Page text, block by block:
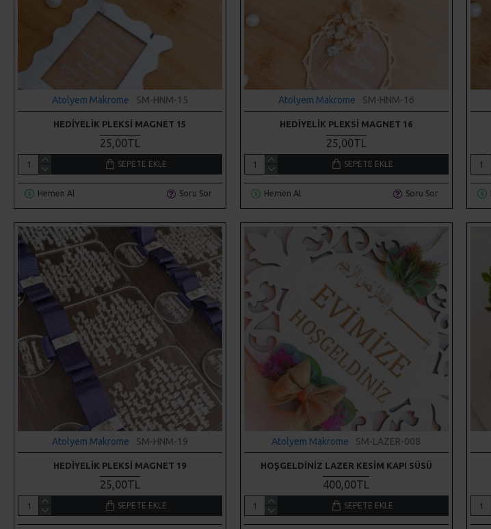
Atolyem Makrome SM-HNM-15
HEDIYELIK PLEKSI MAGNET 15
25,00TL
SEPETE EKLE
Hemen Al Soru Sor
Atolyem Makrome SM-HNM-16
HEDIYELIK PLEKSI MAGNET 16
25,00TL
SEPETE EKLE
Hemen Al Soru Sor
Atolyem Makrome SM-HNM-19
HEDIYELIK PLEKSI MAGNET 19
25,00TL
SEPETE EKLE
Atolyem Makrome SM-LAZER-008
HOŞGELDINIZ LAZER KESIM KAPI SÜSÜ
400,00TL
SEPETE EKLE